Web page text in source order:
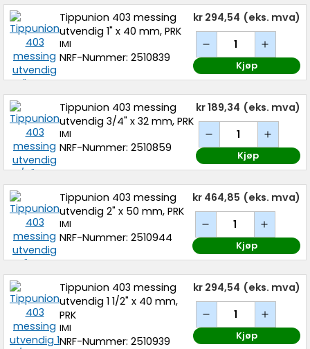
Tippunion 403 messing
utvendig 1" x 40 mm, PRK
IMI
NRF-Nummer: 2510839
kr 294,54 (eks. mva)
Kjøp
Tippunion 403 messing
utvendig 3/4" x 32 mm, PRK
IMI
NRF-Nummer: 2510859
kr 189,34 (eks. mva)
Kjøp
Tippunion 403 messing
utvendig 2" x 50 mm, PRK
IMI
NRF-Nummer: 2510944
kr 464,85 (eks. mva)
Kjøp
Tippunion 403 messing
utvendig 1 1/2" x 40 mm,
PRK
IMI
NRF-Nummer: 2510939
kr 294,54 (eks. mva)
Kjøp